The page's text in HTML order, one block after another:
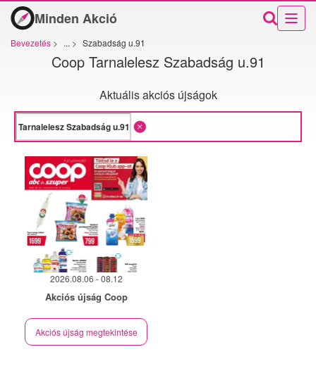
Minden Akció
Bevezetés > ... > Szabadság u.91
Coop Tarnalelesz Szabadság u.91
Aktuális akciós újságok
2026.08.06 - 08.12
Akciós újság Coop
Akciós újság megtekintése